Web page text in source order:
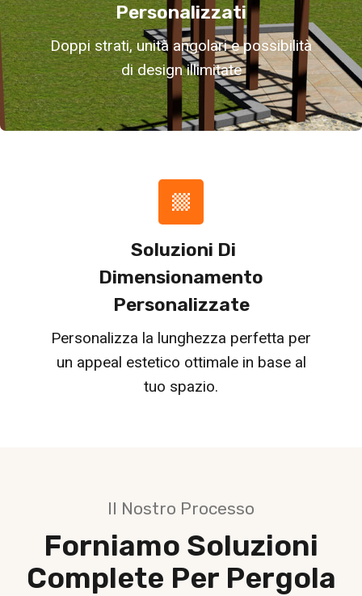
Personalizzati
Doppi strati, unità angolari e possibilità
di design illimitate
Soluzioni Di
Dimensionamento
Personalizzate
Personalizza la lunghezza perfetta per
un appeal estetico ottimale in base al
tuo spazio.
Il Nostro Processo
Forniamo Soluzioni
Complete Per Pergola